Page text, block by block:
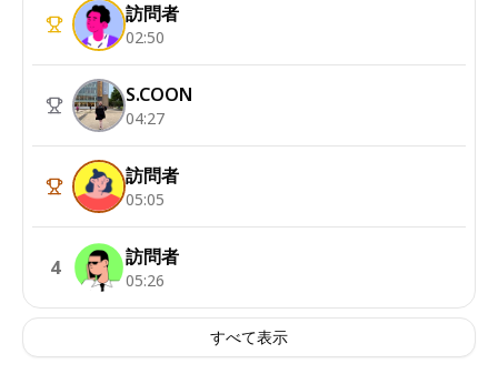
訪問者
02:50
S.COON
04:27
訪問者
05:05
4 訪問者
05:26
すべて表示